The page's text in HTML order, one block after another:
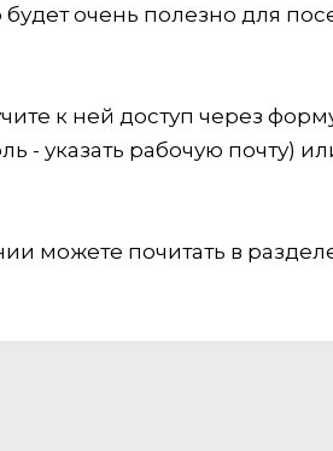
будет очень полезно для
к ней доступ через
- указать рабочую почту)
можете почитать в